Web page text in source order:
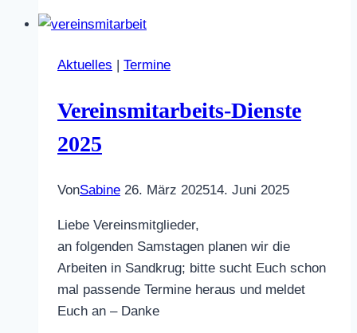
für
–
Reitunfälle
Aktuelles | Termine
Vereinsmitarbeits-Dienste
2025
VonSabine 26. März 202514. Juni 2025
Liebe Vereinsmitglieder,
an folgenden Samstagen planen wir die
Arbeiten in Sandkrug; bitte sucht Euch schon
mal passende Termine heraus und meldet
Euch an – Danke